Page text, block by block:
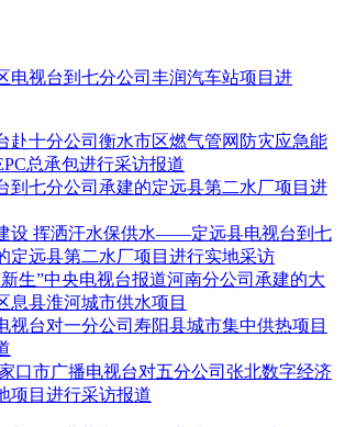
电视台到七分公司丰润汽车站项目进
赴十分公司衡水市区燃气管网防灾应急能
总承包进行采访报道
到七分公司承建的定远县第二水厂项目进
设 挥洒汗水保供水——定远县电视台到七
定远县第二水厂项目进行实地采访
生”中央电视台报道河南分公司承建的大
息县淮河城市供水项目
视台对一分公司寿阳县城市集中供热项目
口市广播电视台对五分公司张北数字经济
项目进行采访报道